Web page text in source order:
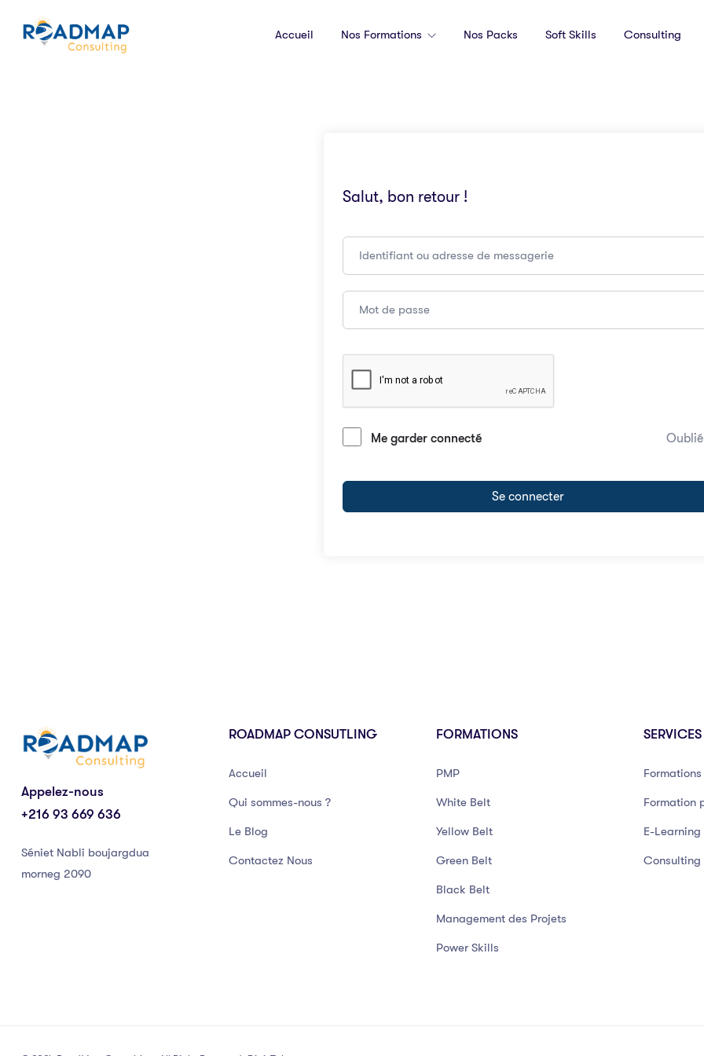
Accueil Nos Formations Nos Packs Soft Skills Consulting
Salut, bon retour !
Me garder connecté
Se connecter
Appelez-nous
+216 93 669 636
Séniet Nabli boujargdua
morneg 2090
ROADMAP CONSUTLING
Accueil
Qui sommes-nous ?
Le Blog
Contactez Nous
FORMATIONS
PMP
White Belt
Yellow Belt
Green Belt
Black Belt
Management des Projets
Power Skills
SERVICES
Formation
E-Learning
Consulting